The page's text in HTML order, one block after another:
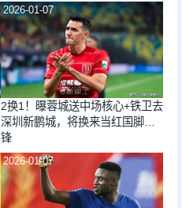
2026-01-07
2换1！曝蓉城送中场核心+铁卫去
深圳新鹏城，将换来当红国脚前
锋
2026-01-07